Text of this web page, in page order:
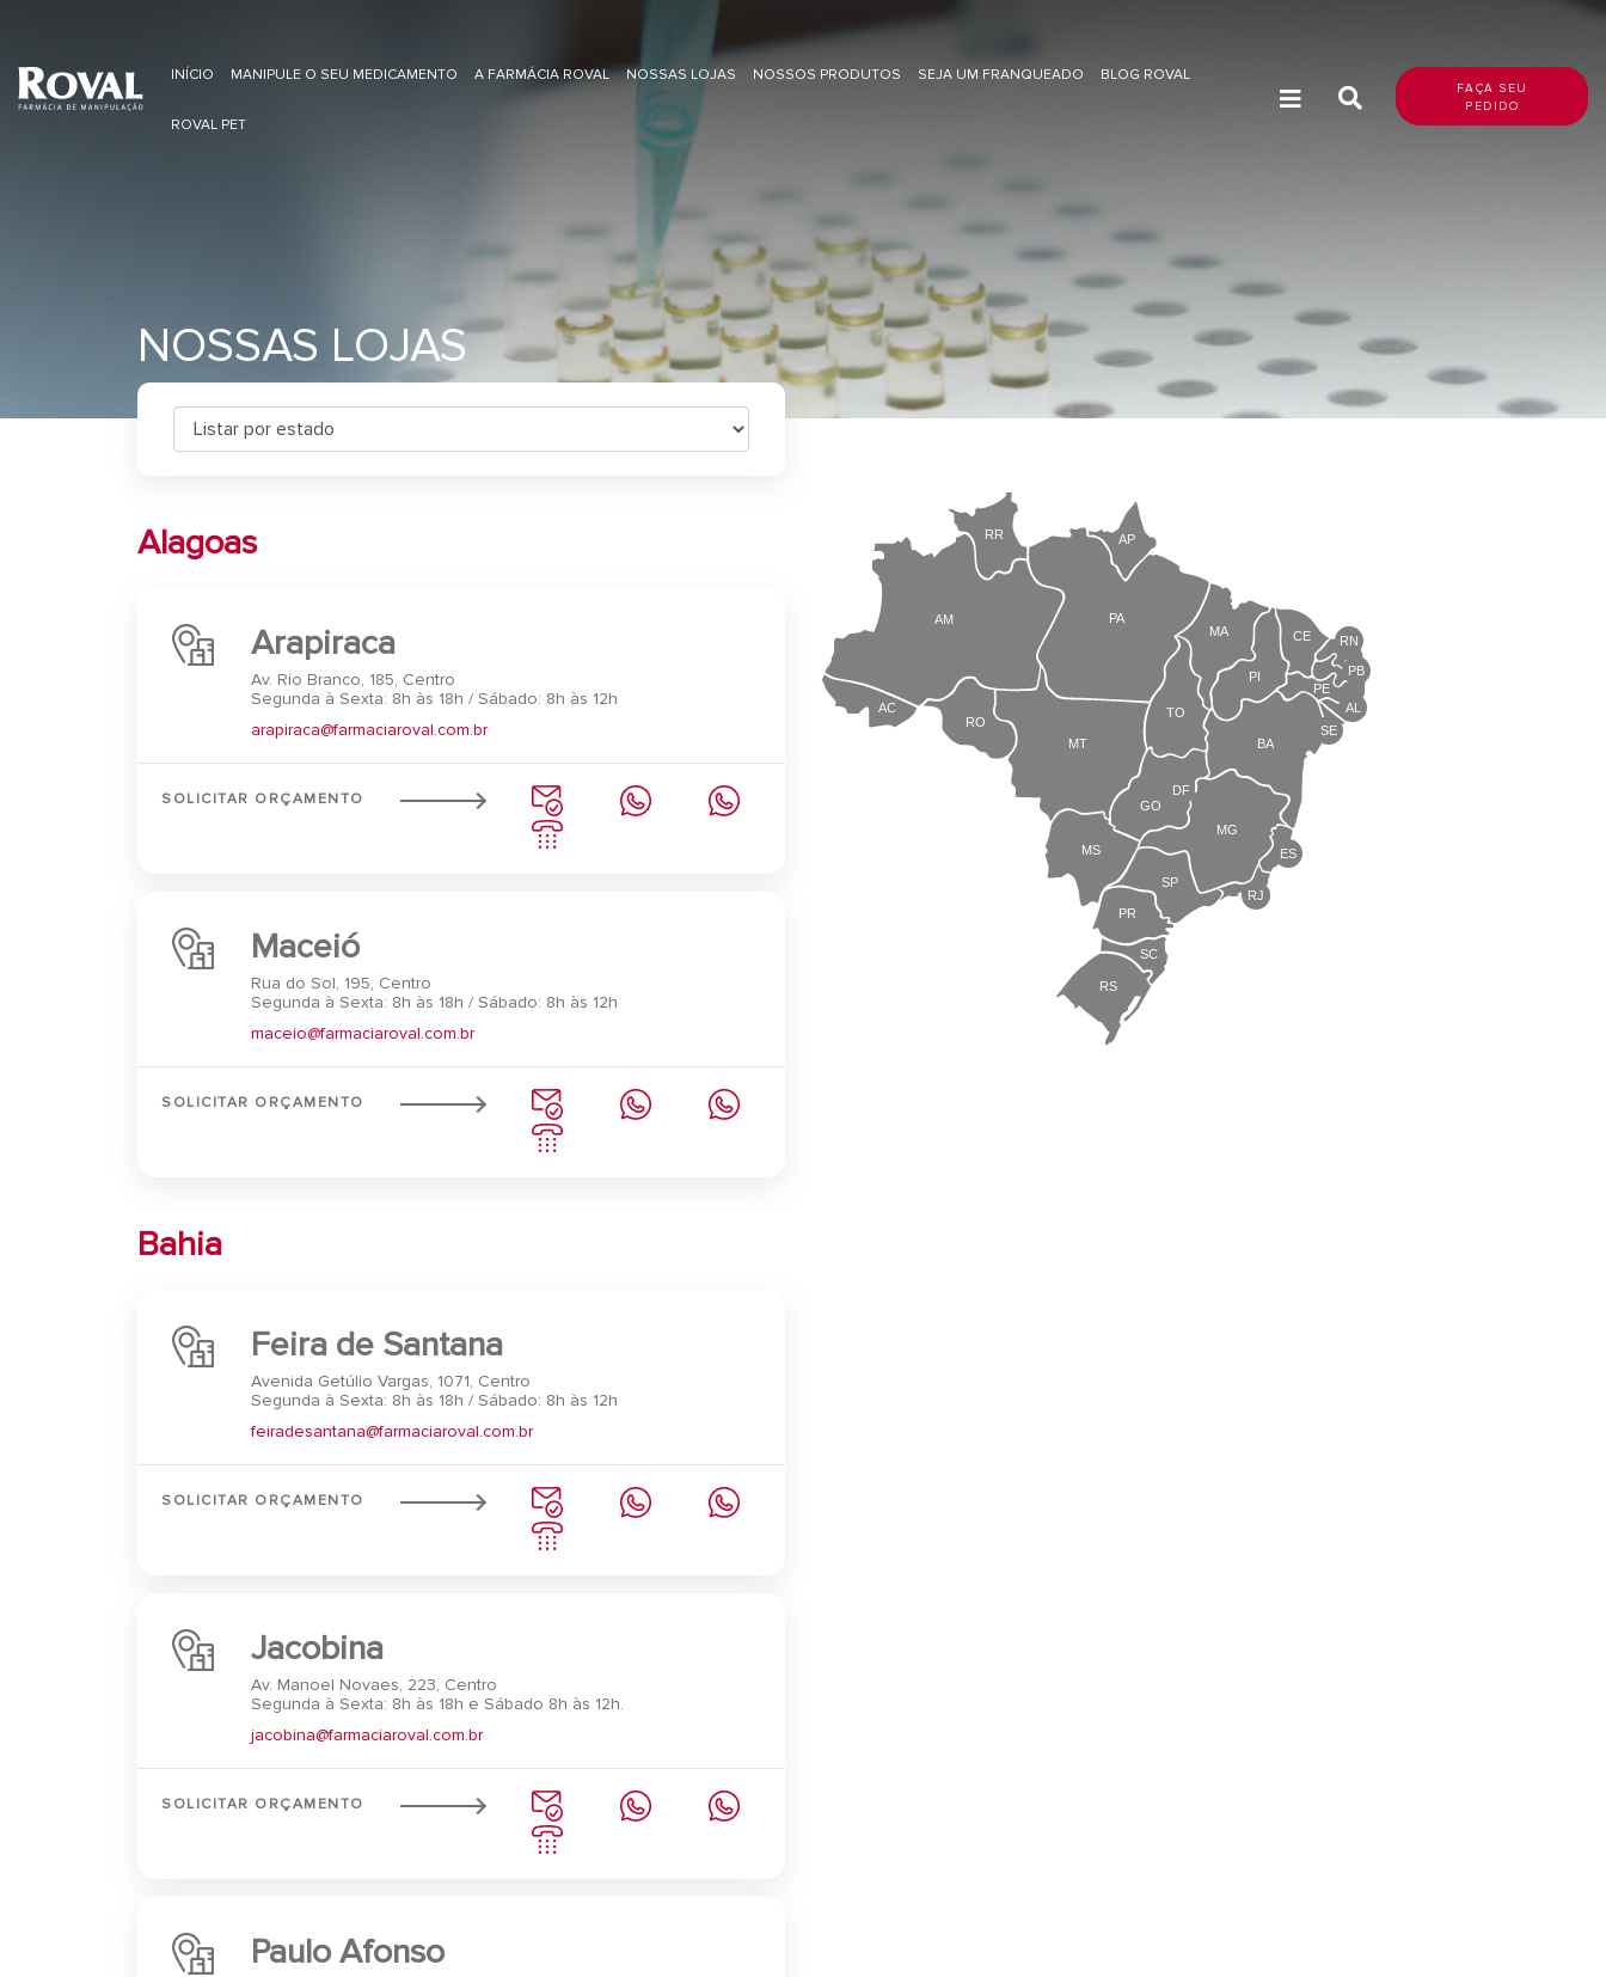
INÍCIO MANIPULE O SEU MEDICAMENTO A FARMÁCIA ROVAL NOSSAS LOJAS NOSSOS PRODUTOS SEJA UM FRANQUEADO BLOG ROVAL
ROVAL PET
FAÇA SEU
PEDIDO
NOSSAS LOJAS
Alagoas
Arapiraca
Av. Rio Branco, 185, Centro
Segunda à Sexta: 8h às 18h / Sábado: 8h às 12h
arapiraca@farmaciaroval.com.br
SOLICITAR ORÇAMENTO
Maceió
Rua do Sol, 195, Centro
Segunda à Sexta: 8h às 18h / Sábado: 8h às 12h
maceio@farmaciaroval.com.br
SOLICITAR ORÇAMENTO
Bahia
Feira de Santana
Avenida Getúlio Vargas, 1071, Centro
Segunda à Sexta: 8h às 18h / Sábado: 8h às 12h
feiradesantana@farmaciaroval.com.br
SOLICITAR ORÇAMENTO
Jacobina
Av. Manoel Novaes, 223, Centro
Segunda à Sexta: 8h às 18h e Sábado 8h às 12h.
jacobina@farmaciaroval.com.br
SOLICITAR ORÇAMENTO
Paulo Afonso
BA
SE
PE
AL
AM PA
MT
RO
AC
AP
RJ
RS
SC
PR
SP
MS
GO
MG
ES
PI
CE
RR
TO
MA
RN
PB
DF